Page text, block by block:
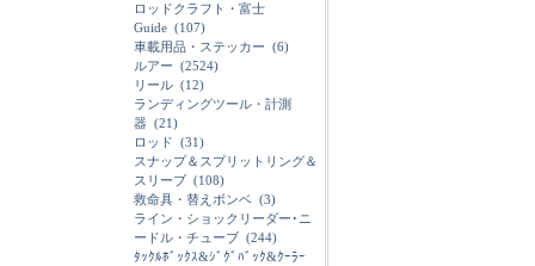
ロッドクラフト・富士
Guide (107)
車載用品・ステッカー (6)
ルアー (2524)
リール (12)
ランディングツール・計測
器 (21)
ロッド (31)
スナップ＆スプリットリング＆
スリーブ (108)
救命具・替えボンベ (3)
ライン・ショックリーダー･ニ
ードル・チューブ (244)
ﾀｯｸﾙﾎﾞｯｸｽ&ｼﾞｸﾞﾊﾞｯｸ&ｸｰﾗｰ